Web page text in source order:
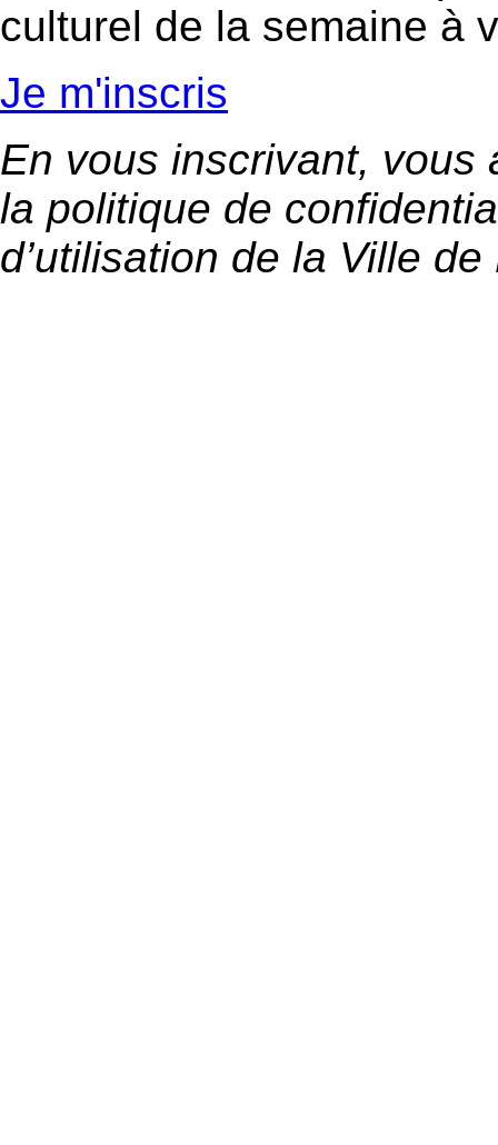
culturel de la semaine à
Je m'inscris
En vous inscrivant, vous
la politique de
d’utilisation de la Ville de